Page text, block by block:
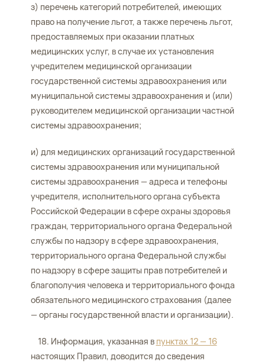
з) перечень категорий потребителей, имеющих
право на получение льгот, а также перечень льгот,
предоставляемых при оказании платных
медицинских услуг, в случае их установления
учредителем медицинской организации
государственной системы здравоохранения или
муниципальной системы здравоохранения и (или)
руководителем медицинской организации частной
системы здравоохранения;
и) для медицинских организаций государственной
системы здравоохранения или муниципальной
системы здравоохранения — адреса и телефоны
учредителя, исполнительного органа субъекта
Российской Федерации в сфере охраны здоровья
граждан, территориального органа Федеральной
службы по надзору в сфере здравоохранения,
территориального органа Федеральной службы
по надзору в сфере защиты прав потребителей и
благополучия человека и территориального фонда
обязательного медицинского страхования (далее
— органы государственной власти и организации).
18. Информация, указанная в пунктах 12 — 16
настоящих Правил, доводится до сведения